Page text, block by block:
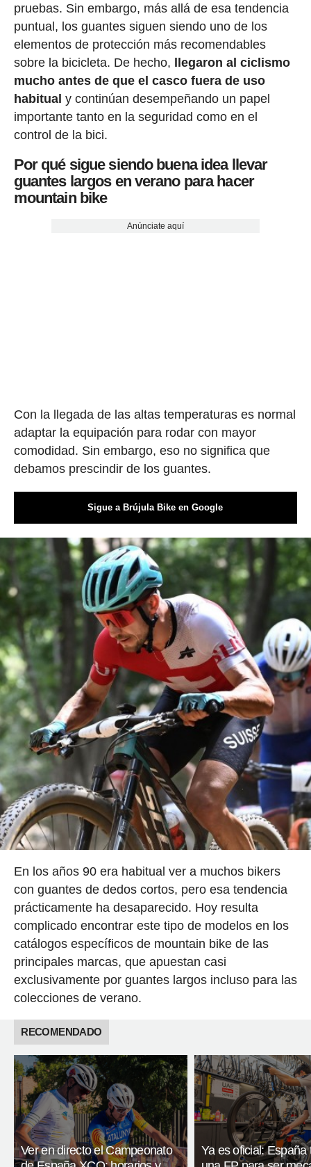
pruebas. Sin embargo, más allá de esa tendencia
puntual, los guantes siguen siendo uno de los
elementos de protección más recomendables
sobre la bicicleta. De hecho, llegaron al ciclismo
mucho antes de que el casco fuera de uso
habitual y continúan desempeñando un papel
importante tanto en la seguridad como en el
control de la bici.
Por qué sigue siendo buena idea llevar
guantes largos en verano para hacer
mountain bike
Anúnciate aquí
Con la llegada de las altas temperaturas es normal
adaptar la equipación para rodar con mayor
comodidad. Sin embargo, eso no significa que
debamos prescindir de los guantes.
Sigue a Brújula Bike en Google
En los años 90 era habitual ver a muchos bikers
con guantes de dedos cortos, pero esa tendencia
prácticamente ha desaparecido. Hoy resulta
complicado encontrar este tipo de modelos en los
catálogos específicos de mountain bike de las
principales marcas, que apuestan casi
exclusivamente por guantes largos incluso para las
colecciones de verano.
RECOMENDADO
Ver en directo el Campeonato
Ya es oficial: España